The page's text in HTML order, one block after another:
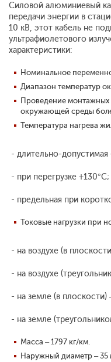
Силовой алюминиевый
передачи энергии в
10 кВ, этот кабель не
ультрафиолетового
характеристики:
Номинальное
Диапазон температур
Проведение монтажных
окружающей среды
Температура нагрева
- длительно-допустимая
- при перегрузке +130°С;
- предельная при
Токовые нагрузки при
- на воздухе (в
- на воздухе
- на земле (в плоскости)
- на земле
Масса – 1797 кг/км.
Наружный диаметр – 35